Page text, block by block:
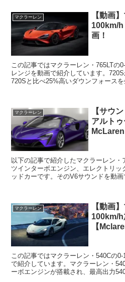
マクラーレン
【動画
100km/h
画！
この記事ではマクラーレン・765LTの
レンジを動画で紹介しています。720S
720Sと比べ25%高いダウンフォース
マクラーレン
【サウ
アルト
以下の記事で紹介したマクラーレン
ツインターボエンジン、エレクトリッ
ッドカーです。そのV6サウンドを動
マクラーレン
【動画
100km/h
【
この記事ではマクラーレン・540Cの
で紹介しています。マクラーレン・
ーボエンジンが搭載され、最高出力